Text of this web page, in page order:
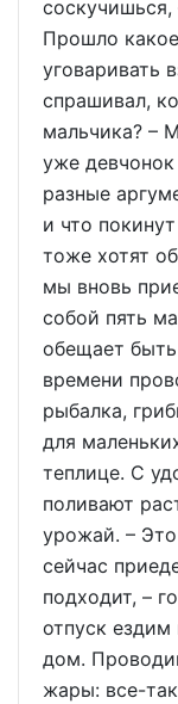
соскучишься,
Прошло
уговаривать
спрашивал,
мальчика? –
уже
разные
и что
тоже хотят
мы вновь
собой пять
обещает
времени
рыбалка,
для
теплице. С
поливают
урожай. –
сейчас
подходит, –
отпуск ездим
дом.
жары: все-